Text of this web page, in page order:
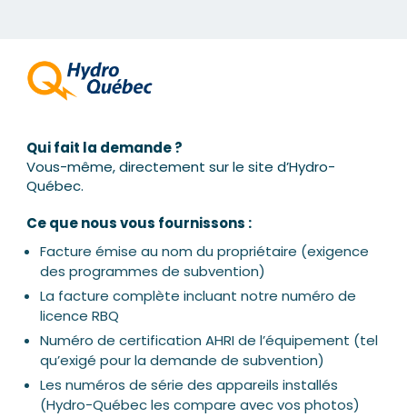
Qui fait la demande ?
Vous-même, directement sur le site d’Hydro-
Québec.
Ce que nous vous fournissons :
Facture émise au nom du propriétaire (exigence
des programmes de subvention)
La facture complète incluant notre numéro de
licence RBQ
Numéro de certification AHRI de l’équipement (tel
qu’exigé pour la demande de subvention)
Les numéros de série des appareils installés
(Hydro-Québec les compare avec vos photos)